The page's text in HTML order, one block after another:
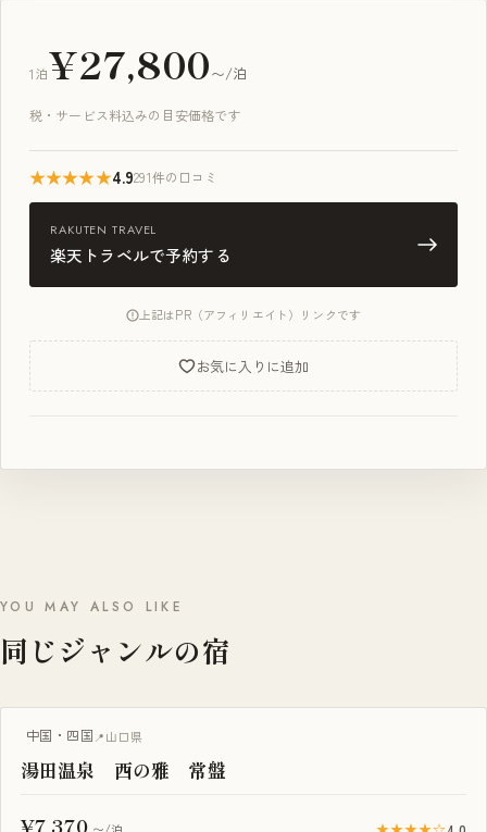
1泊¥27,800〜/泊
税・サービス料込みの目安価格です
★★★★★4.9291件の口コミ
RAKUTEN TRAVEL
楽天トラベルで予約する
上記はPR（アフィリエイト）リンクです
お気に入りに追加
YOU MAY ALSO LIKE
同じジャンルの宿
中国・四国 山口県
湯田温泉 西の雅 常盤
¥7,370 ★★★★☆